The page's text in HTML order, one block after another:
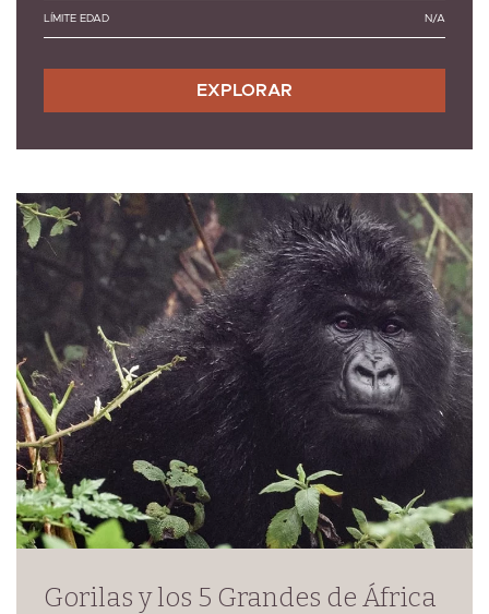
LÍMITE EDAD N/A
EXPLORAR
Gorilas y los 5 Grandes de África